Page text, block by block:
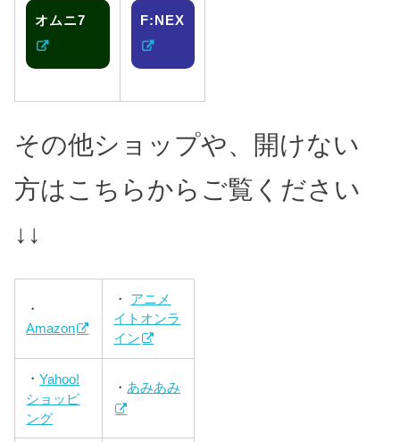
オムニ7 F:NEX
その他ショップや、開けない
方はこちらからご覧ください
↓↓
・
Amazon
・ アニメ
イトオンラ
イン
・Yahoo!
ショッピ
ング
・ あみあみ